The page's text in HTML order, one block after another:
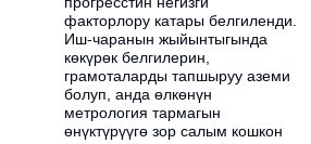
факторлору катары белгиленди.
Иш-чаранын жыйынтыгында
көкүрөк белгилерин,
грамоталарды тапшыруу аземи
болуп, анда өлкөнүн
метрология тармагын
өнүктүрүүгө зор салым кошкон